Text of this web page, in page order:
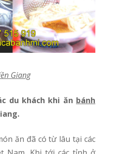
Giang
du khách khi ăn bánh